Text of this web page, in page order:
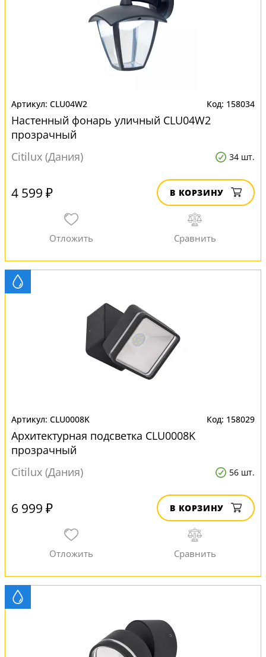
CLU04W2 158034
Настенный фонарь уличный CLU04W2
прозрачный
Citilux (Дания)
34 шт.
4 599 ₽ В КОРЗИНУ
CLU0008K 158029
Архитектурная подсветка CLU0008K
прозрачный
Citilux (Дания)
56 шт.
6 999 ₽ В КОРЗИНУ